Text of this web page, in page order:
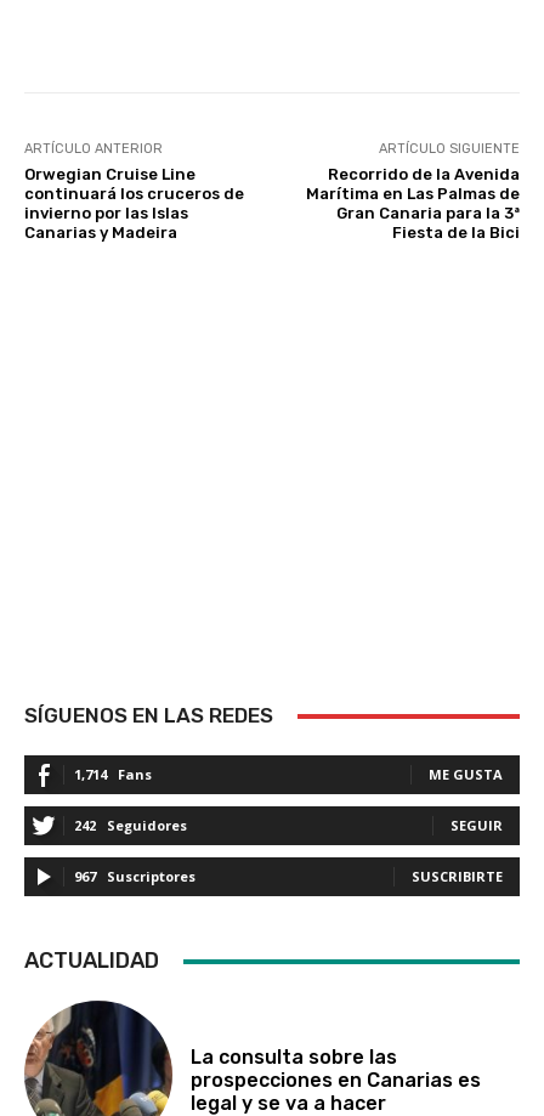
ARTÍCULO ANTERIOR
Orwegian Cruise Line
continuará los cruceros de
invierno por las Islas
Canarias y Madeira
ARTÍCULO SIGUIENTE
Recorrido de la Avenida
Marítima en Las Palmas de
Gran Canaria para la 3ª
Fiesta de la Bici
SÍGUENOS EN LAS REDES
1,714 Fans ME GUSTA
242 Seguidores SEGUIR
967 Suscriptores SUSCRIBIRTE
ACTUALIDAD
La consulta sobre las
prospecciones en Canarias es
legal y se va a hacer